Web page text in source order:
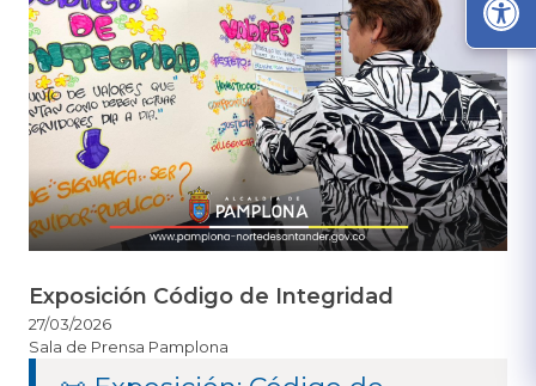
Exposición Código de Integridad
27/03/2026
Sala de Prensa Pamplona